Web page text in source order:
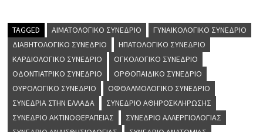
TAGGED ΑΙΜΑΤΟΛΟΓΙΚΌ ΣΥΝΈΔΡΙΟ
ΓΥΝΑΙΚΟΛΟΓΙΚΌ ΣΥΝΈΔΡΙΟ
ΔΙΑΒΗΤΟΛΟΓΙΚΌ ΣΥΝΈΔΡΙΟ
ΗΠΑΤΟΛΟΓΙΚΌ ΣΥΝΈΔΡΙΟ
ΚΑΡΔΙΟΛΟΓΙΚΌ ΣΥΝΈΔΡΙΟ
ΟΓΚΟΛΟΓΙΚΌ ΣΥΝΈΔΡΙΟ
ΟΔΟΝΤΙΑΤΡΙΚΌ ΣΥΝΈΔΡΙΟ
ΟΡΘΟΠΑΙΔΙΚΌ ΣΥΝΈΔΡΙΟ
ΟΥΡΟΛΟΓΙΚΌ ΣΥΝΈΔΡΙΟ
ΟΦΘΑΛΜΟΛΟΓΙΚΌ ΣΥΝΈΔΡΙΟ
ΣΥΝΈΔΡΙΑ ΣΤΗΝ ΕΛΛΆΔΑ
ΣΥΝΈΔΡΙΟ ΑΘΗΡΟΣΚΛΉΡΩΣΗΣ
ΣΥΝΈΔΡΙΟ ΑΚΤΙΝΟΘΕΡΑΠΕΊΑΣ
ΣΥΝΈΔΡΙΟ ΑΛΛΕΡΓΙΟΛΟΓΊΑΣ